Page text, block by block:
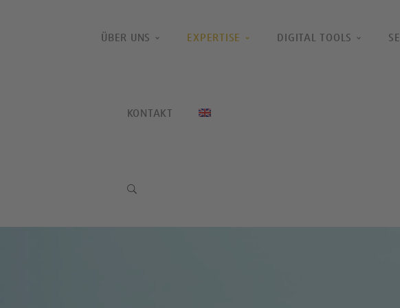
ÜBER UNS EXPERTISE DIGITAL TOOLS
KONTAKT